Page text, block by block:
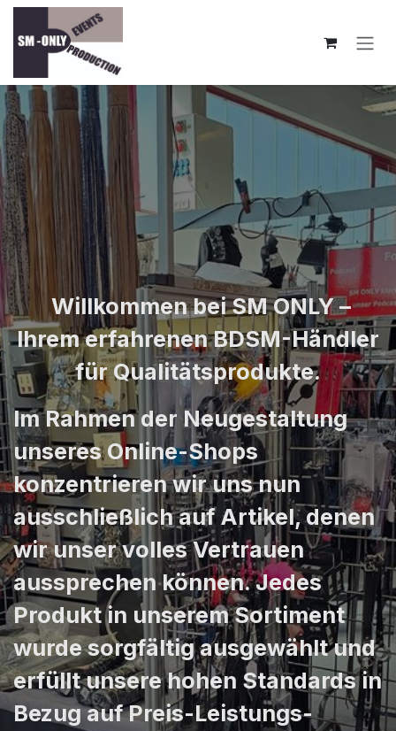
Zum Inhalt springen
Willkommen bei SM ONLY –
Ihrem erfahrenen BDSM-Händler
für Qualitätsprodukte.
Im Rahmen der Neugestaltung
unseres Online-Shops
konzentrieren wir uns nun
ausschließlich auf Artikel, denen
wir unser volles Vertrauen
aussprechen können. Jedes
Produkt in unserem Sortiment
wurde sorgfältig ausgewählt und
erfüllt unsere hohen Standards in
Bezug auf Preis-Leistungs-